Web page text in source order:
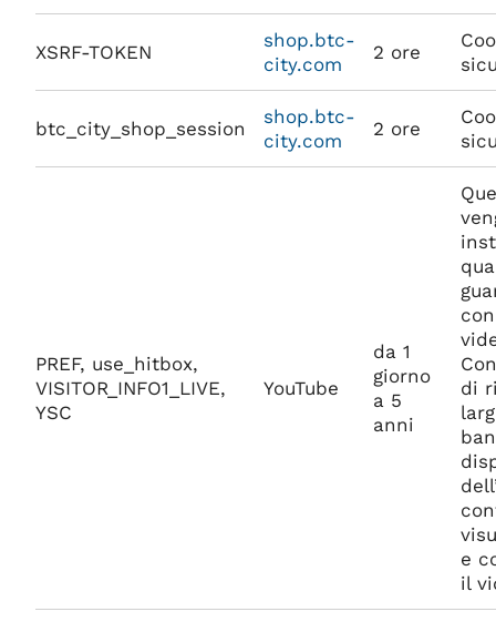
XSRF-TOKEN
shop.btc-
city.com
2 ore
btc_city_shop_session
shop.btc-
city.com
2 ore
PREF, use_hitbox,
VISITOR_INFO1_LIVE,
YSC
YouTube
da 1
giorno
a 5
anni
di
e
il